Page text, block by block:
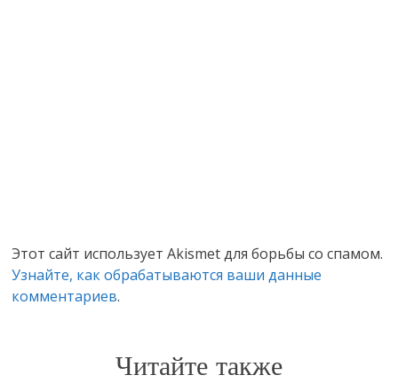
Этот сайт использует Akismet для борьбы со спамом.
Узнайте, как обрабатываются ваши данные
комментариев.
Читайте также